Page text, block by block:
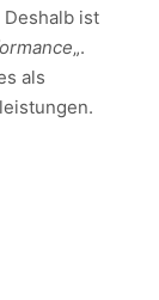
ist
„.
als